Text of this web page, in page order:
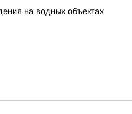
на водных объектах